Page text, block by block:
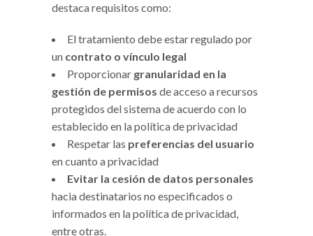
destaca requisitos como:
El tratamiento debe estar regulado por
un contrato o vínculo legal
Proporcionar granularidad en la
gestión de permisos de acceso a recursos
protegidos del sistema de acuerdo con lo
establecido en la política de privacidad
Respetar las preferencias del usuario
en cuanto a privacidad
Evitar la cesión de datos personales
hacia destinatarios no especificados o
informados en la política de privacidad,
entre otras.